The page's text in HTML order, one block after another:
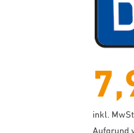
inkl.
Aufgrund